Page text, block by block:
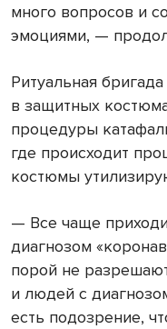
много вопросов и
эмоциями, —
Ритуальная
в защитных
процедуры
где происходит
костюмы
— Все чаще
диагнозом
порой не
и людей с
есть подозрение,